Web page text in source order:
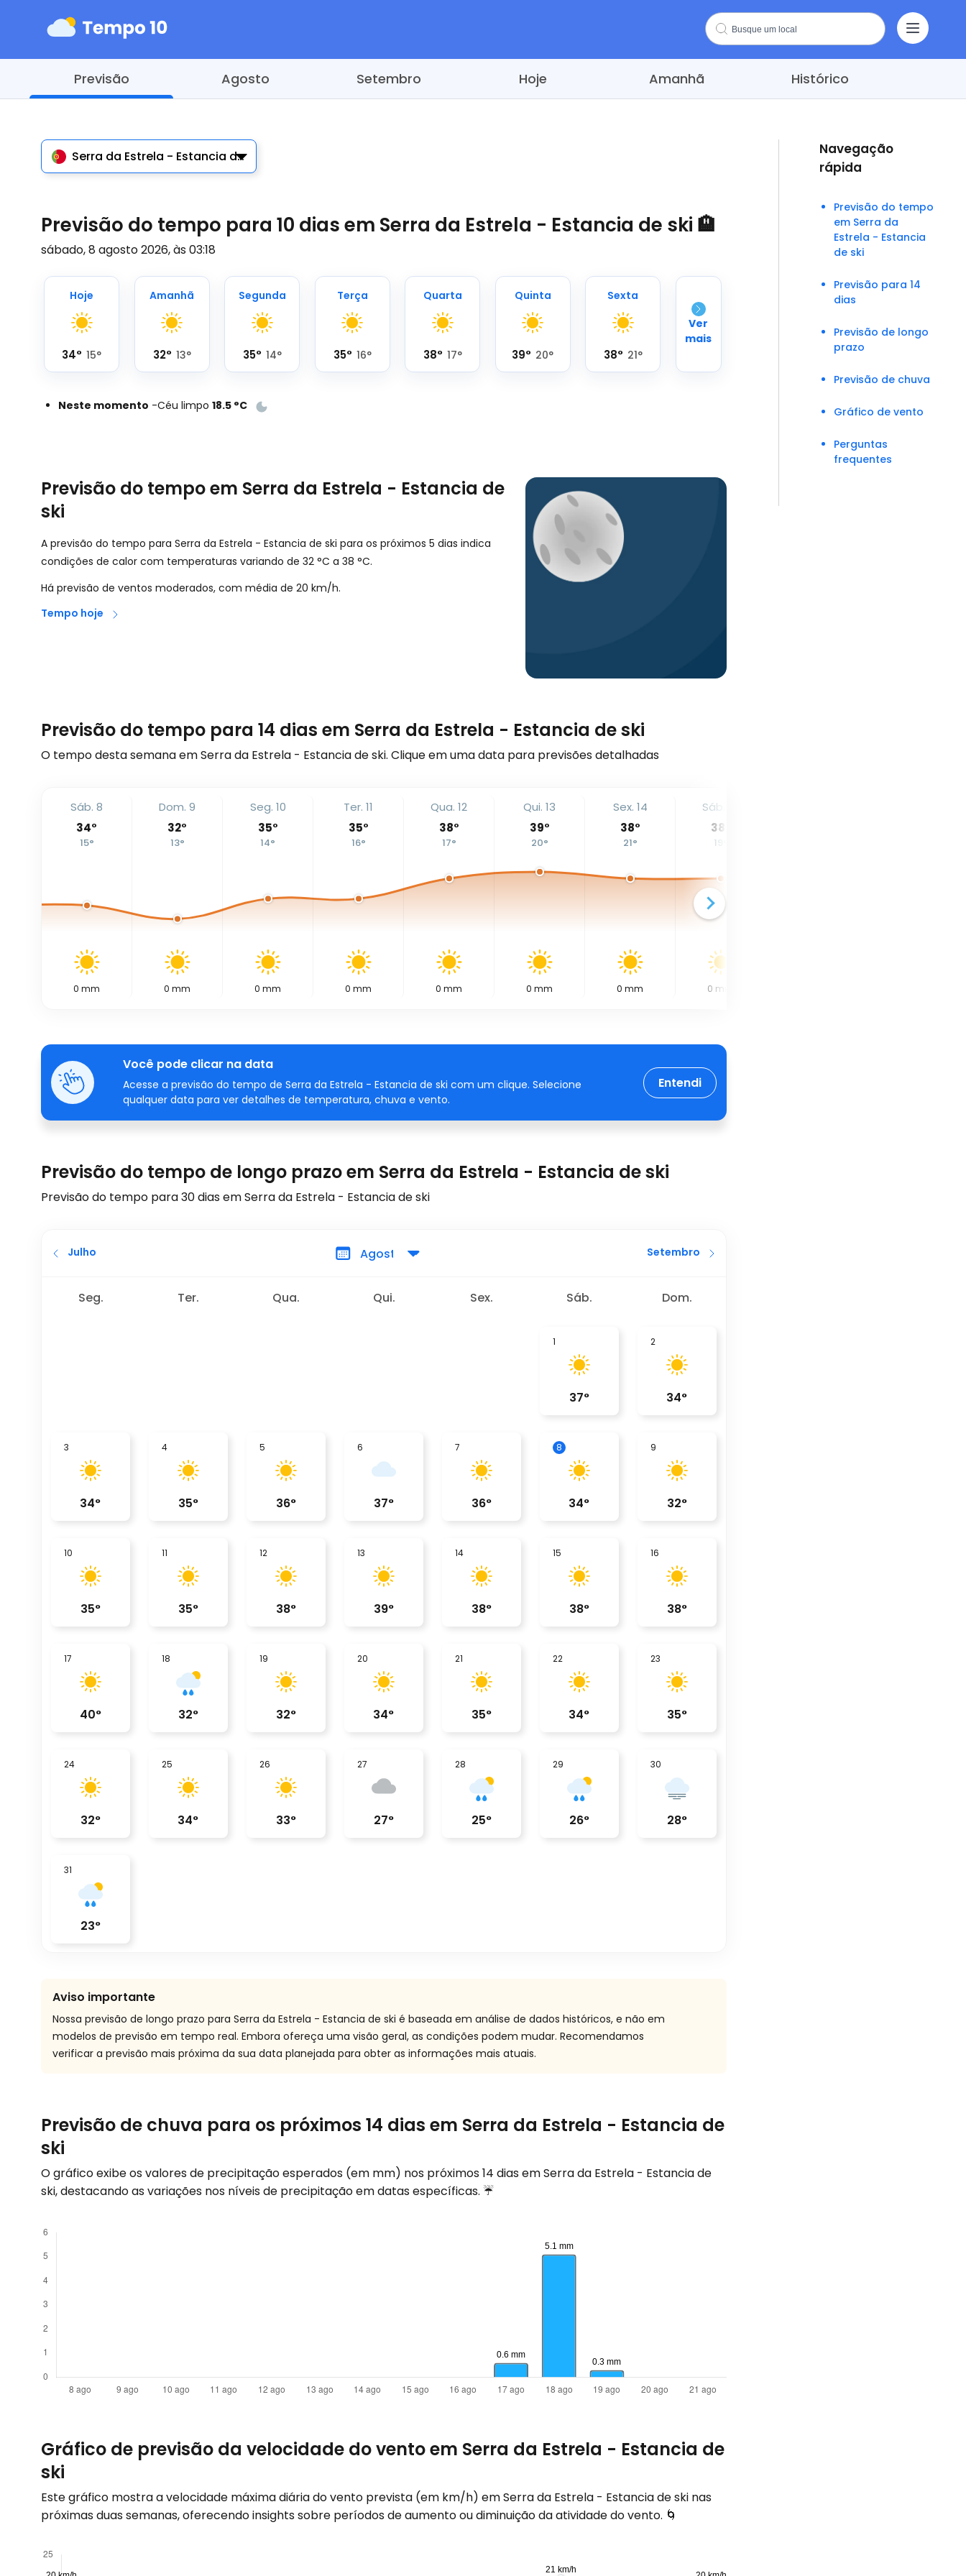
Previsão Agosto Setembro Hoje Amanhã Histórico
Serra da Estrela - Estancia de ski
Previsão do tempo para 10 dias em Serra da Estrela - Estancia de ski 🏨
sábado, 8 agosto 2026, às 03:18
Hoje
34° 15°
Amanhã
32° 13°
Segunda
35° 14°
Terça
35° 16°
Quarta
38° 17°
Quinta
39° 20°
Sexta
38° 21°
Ver
mais
Neste momento -Céu limpo 18.5 °C
Previsão do tempo em Serra da Estrela - Estancia de
ski
A previsão do tempo para Serra da Estrela - Estancia de ski para os próximos 5 dias indica
condições de calor com temperaturas variando de 32 °C a 38 °C.
Há previsão de ventos moderados, com média de 20 km/h.
Tempo hoje
Previsão do tempo para 14 dias em Serra da Estrela - Estancia de ski
O tempo desta semana em Serra da Estrela - Estancia de ski. Clique em uma data para previsões detalhadas
Sáb. 8
34°
15°
0 mm
Dom. 9
32°
13°
0 mm
Seg. 10
35°
14°
0 mm
Ter. 11
35°
16°
0 mm
Qua. 12
38°
17°
0 mm
Qui. 13
39°
20°
0 mm
Sex. 14
38°
21°
0 mm
Sáb. 15
38
19
0 mm
Você pode clicar na data
Acesse a previsão do tempo de Serra da Estrela - Estancia de ski com um clique. Selecione
qualquer data para ver detalhes de temperatura, chuva e vento.
Entendi
Previsão do tempo de longo prazo em Serra da Estrela - Estancia de ski
Previsão do tempo para 30 dias em Serra da Estrela - Estancia de ski
Julho Setembro
Seg. Ter. Qua. Qui. Sex. Sáb. Dom.
1
37°
2
34°
3
34°
4
35°
5
36°
6
37°
7
36°
8
34°
9
32°
10
35°
11
35°
12
38°
13
39°
14
38°
15
38°
16
38°
17
40°
18
32°
19
32°
20
34°
21
35°
22
34°
23
35°
24
32°
25
34°
26
33°
27
27°
28
25°
29
26°
30
28°
31
23°
Aviso importante
Nossa previsão de longo prazo para Serra da Estrela - Estancia de ski é baseada em análise de dados históricos, e não em
modelos de previsão em tempo real. Embora ofereça uma visão geral, as condições podem mudar. Recomendamos
verificar a previsão mais próxima da sua data planejada para obter as informações mais atuais.
Previsão de chuva para os próximos 14 dias em Serra da Estrela - Estancia de
ski
O gráfico exibe os valores de precipitação esperados (em mm) nos próximos 14 dias em Serra da Estrela - Estancia de
ski, destacando as variações nos níveis de precipitação em datas específicas. ☔
Gráfico de previsão da velocidade do vento em Serra da Estrela - Estancia de
ski
Este gráfico mostra a velocidade máxima diária do vento prevista (em km/h) em Serra da Estrela - Estancia de ski nas
próximas duas semanas, oferecendo insights sobre períodos de aumento ou diminuição da atividade do vento. 🌀
Navegação
rápida
Previsão do tempo
em Serra da
Estrela - Estancia
de ski
Previsão para 14
dias
Previsão de longo
prazo
Previsão de chuva
Gráfico de vento
Perguntas
frequentes